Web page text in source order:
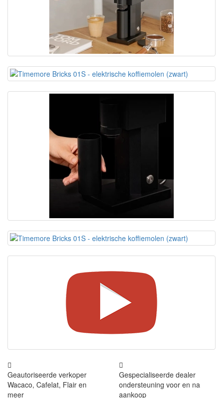
Geautoriseerde verkoper
Wacaco, Cafelat, Flair en
meer
Gespecialiseerde dealer
ondersteuning voor en na
aankoop